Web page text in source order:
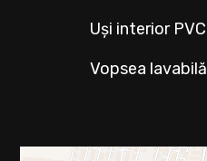
Uși interior PVC
Vopsea lavabilă